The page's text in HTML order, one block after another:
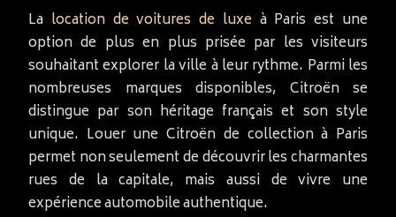
La location de voitures de luxeà Paris est une
option de plus en plus prisée par les visiteurs
souhaitant explorer la ville à leur rythme. Parmi les
nombreuses marques disponibles, Citroën se
distingue par son héritage français et son style
unique. Louer une Citroën de collection à Paris
permet non seulement de découvrir les charmantes
rues de la capitale, mais aussi de vivre une
expérience automobile authentique.